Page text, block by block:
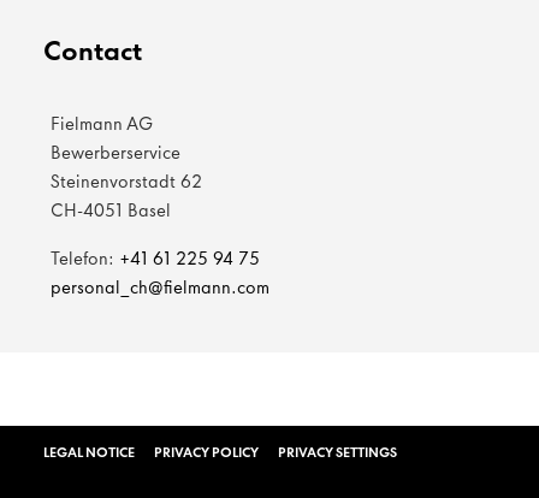
Contact
Fielmann AG
Bewerberservice
Steinenvorstadt 62
CH-4051 Basel
Telefon: +41 61 225 94 75
personal_ch@fielmann.com
LEGAL NOTICE PRIVACY POLICY PRIVACY SETTINGS